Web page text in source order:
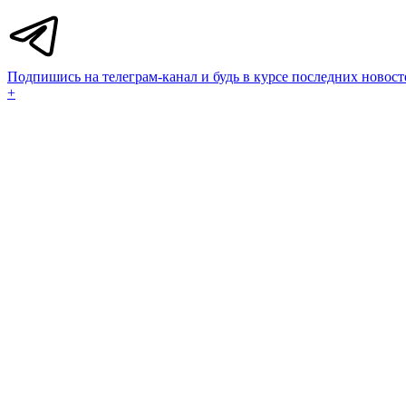
Подпишись на телеграм-канал и будь в курсе последних
+